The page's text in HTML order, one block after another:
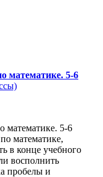
математике. 5-6
математике. 5-6
математике,
в конце учебного
восполнить
пробелы и